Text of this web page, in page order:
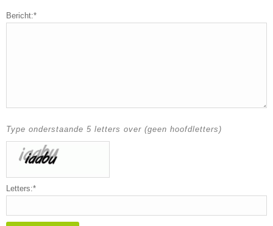
Bericht:*
Type onderstaande 5 letters over (geen hoofdletters)
Letters:*